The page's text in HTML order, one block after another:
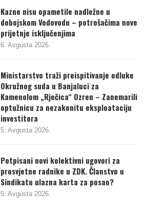
Kazne nisu opametile nadležne u
dobojskom Vodovodu – potrošačima nove
prijetnje isključenjima
6. Avgusta 2026.
Ministarstvo traži preispitivanje odluke
Okružnog suda u Banjaluci za
Kamenolom „Rječica“ Ozren – Zanemarili
optužnicu za nezakonitu eksploataciju
investitora
5. Avgusta 2026.
Potpisani novi kolektivni ugovori za
prosvjetne radnike u ZDK. Članstvo u
Sindikatu ulazna karta za posao?
5. Avgusta 2026.